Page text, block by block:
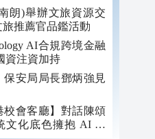
朗)舉辦文旅資源交
推薦官品鑑活動
AI合規跨境金融
資注資加持
保安局局長鄧炳強見
校會客廳】對話陳頌
文化底色擁抱 AI 藝